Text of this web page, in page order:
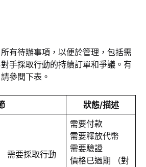
有待辦事項，以便於管理，包括需
手採取行動的持續訂單和爭議。有
參閱下表。
狀態/描述
需要採取行動
需要付款
需要釋放代幣
需要驗證
價格已過期 （對